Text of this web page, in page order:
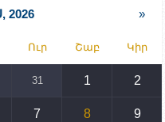
ներքո
համար շահավետ
միջազգային
2026 »
Ուր Շաբ Կիր
31 1 2
7 8 9